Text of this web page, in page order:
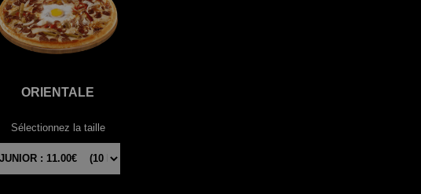
ORIENTALE
Sélectionnez la taille